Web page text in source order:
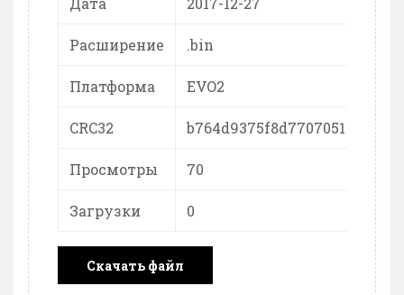
Расширение .bin
Платформа EVO2
CRC32
Просмотры 70
Загрузки 0
Скачать файл